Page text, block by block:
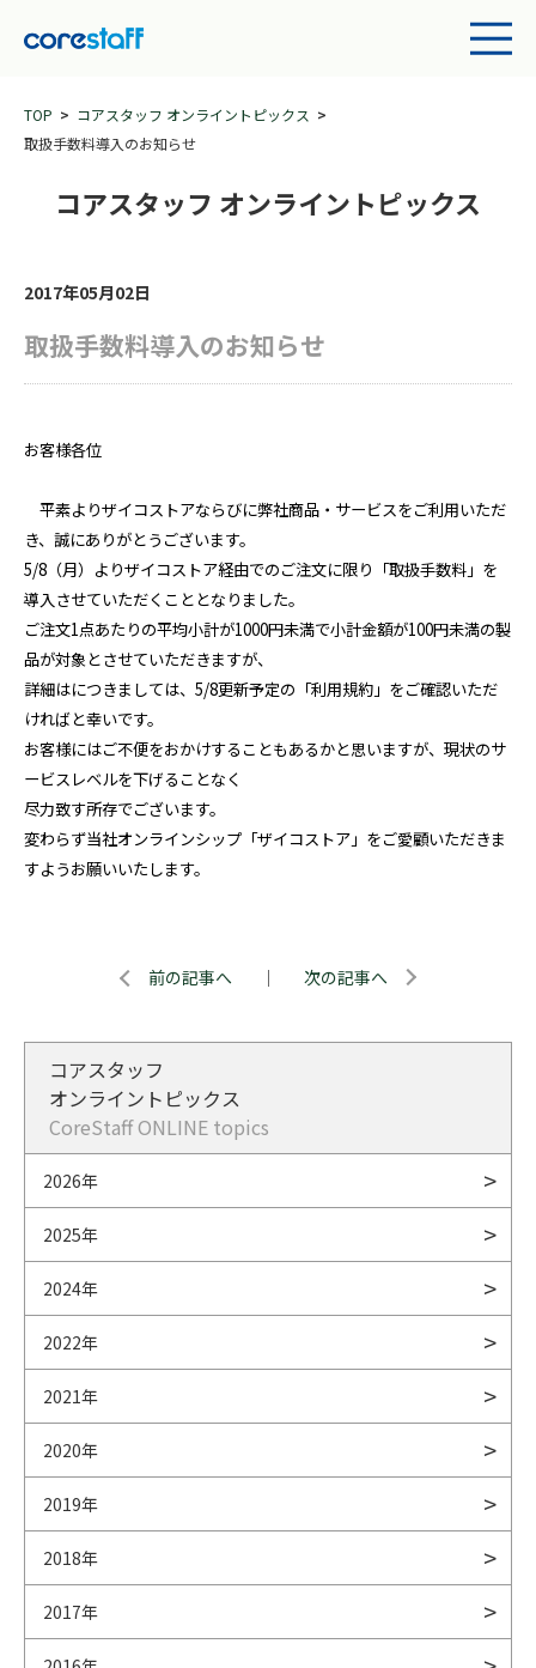
TOP
コアスタッフ オンライントピックス
取扱手数料導入のお知らせ
コアスタッフ オンライントピックス
2017年05月02日
取扱手数料導入のお知らせ
お客様各位
平素よりザイコストアならびに弊社商品・サービスをご利用いただ
き、誠にありがとうございます。
5/8 （月）よりザイコストア経由でのご注文に限り「取扱手数料」を
導入させていただくこととなりました。
ご注文1点あたりの平均小計が1000円未満で小計金額が100円未満の製
品が対象とさせていただきますが、
詳細はにつきましては、 5/8更新予定の「利用規約」をご確認いただ
ければと幸いです。
お客様にはご不便をおかけすることもあるかと思いますが、現状のサ
ービスレベルを下げることなく
尽力致す所存でございます。
変わらず当社オンラインシップ「ザイコストア」をご愛顧いただきま
すようお願いいたします。
前の記事へ ｜ 次の記事へ
コアスタッフ
オンライントピックス
CoreStaff ONLINE topics
2026年
2025年
2024年
2022年
2021年
2020年
2019年
2018年
2017年